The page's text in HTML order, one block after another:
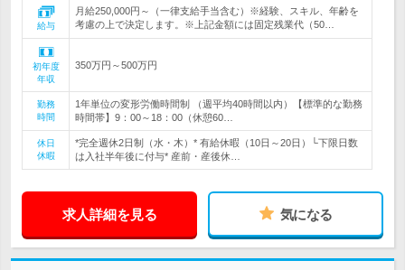
給与
月給250,000円～（一律支給手当含む）※経験、スキル、年齢を
考慮の上で決定します。※上記金額には固定残業代（50…
初年度
年収
350万円～500万円
勤務
時間
1年単位の変形労働時間制 （週平均40時間以内）【標準的な勤務
時間帯】9：00～18：00（休憩60…
休日
休暇
*完全週休2日制（水・木）* 有給休暇（10日～20日）└下限日数
は入社半年後に付与* 産前・産後休…
求人詳細を見る 気になる